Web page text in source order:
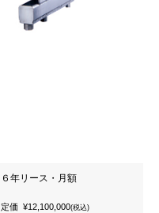
６年リース・月額
定価 ¥12,100,000(税込)